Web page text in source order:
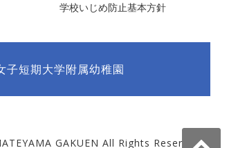
学校いじめ防止基本方針
子短期大学附属幼稚園
GAKUEN All Rights Reserved.